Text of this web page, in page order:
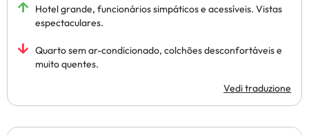
Hotel grande, funcionários simpáticos e acessíveis. Vistas
espectaculares.
Quarto sem ar-condicionado, colchões desconfortáveis e
muito quentes.
Vedi traduzione